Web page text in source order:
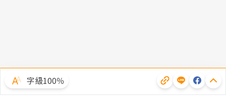
字級100％